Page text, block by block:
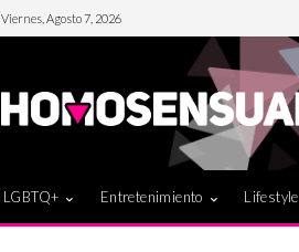
Viernes, Agosto 7, 2026
LGBTQ+ Entretenimiento Lifestyle